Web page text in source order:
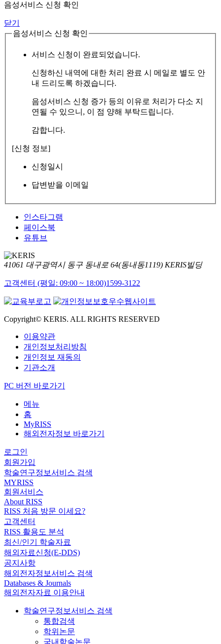
음성서비스 신청 확인
닫기
음성서비스 신청 확인
서비스 신청이 완료되었습니다.
신청하신 내역에 대한 처리 완료 시 메일로 별도 안
내 드리도록 하겠습니다.
음성서비스 신청 증가 등의 이유로 처리가 다소 지
연될 수 있으니, 이 점 양해 부탁드립니다.
감합니다.
[신청 정보]
신청일시
답변받을 이메일
인스타그램
페이스북
유튜브
41061 대구광역시 동구 동내로 64(동내동1119) KERIS빌딩
고객센터 (평일: 09:00 ~ 18:00)1599-3122
Copyright© KERIS. ALL RIGHTS RESERVED
이용약관
개인정보처리방침
개인정보 재동의
기관소개
PC 버전 바로가기
메뉴
홈
MyRISS
해외전자정보 바로가기
로그인
회원가입
학술연구정보서비스 검색
MYRISS
회원서비스
About RISS
RISS 처음 방문 이세요?
고객센터
RISS 활용도 분석
최신/인기 학술자료
해외자료신청(E-DDS)
공지사항
해외전자정보서비스 검색
Databases & Journals
해외전자자료 이용안내
학술연구정보서비스 검색
통합검색
학위논문
국내학술논문